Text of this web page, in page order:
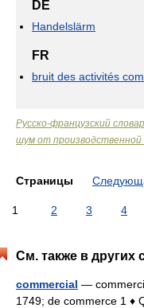
DE
Handelslärm
FR
bruit des activités
Русско-французский
шум от
Страницы
1 2 3 4
См. также в других
commercial —
1749; de commerce 1 ♦